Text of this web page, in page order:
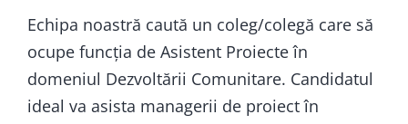
Echipa noastră caută un coleg/colegă care să
ocupe funcția de Asistent Proiecte în
domeniul Dezvoltării Comunitare. Candidatul
ideal va asista managerii de proiect în